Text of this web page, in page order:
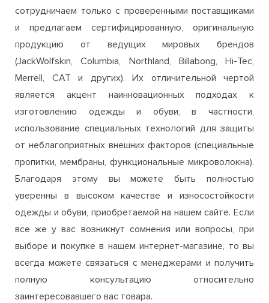
сотрудничаем только с проверенными поставщиками
и предлагаем сертифицированную, оригинальную
продукцию от ведущих мировых брендов
(JackWolfskin, Columbia, Northland, Billabong, Hi-Tec,
Merrell, CAT и других). Их отличительной чертой
является акцент наинновационных подходах к
изготовлению одежды и обуви, в частности,
использование специальных технологий для защиты
от неблагоприятных внешних факторов (специальные
пропитки, мембраны, функциональные микроволокна).
Благодаря этому вы можете быть полностью
уверенны в высоком качестве и износостойкости
одежды и обуви, приобретаемой на нашем сайте. Если
все же у вас возникнут сомнения или вопросы, при
выборе и покупке в нашем интернет-магазине, то вы
всегда можете связаться с менеджерами и получить
полную консультацию относительно
заинтересовавшего вас товара.